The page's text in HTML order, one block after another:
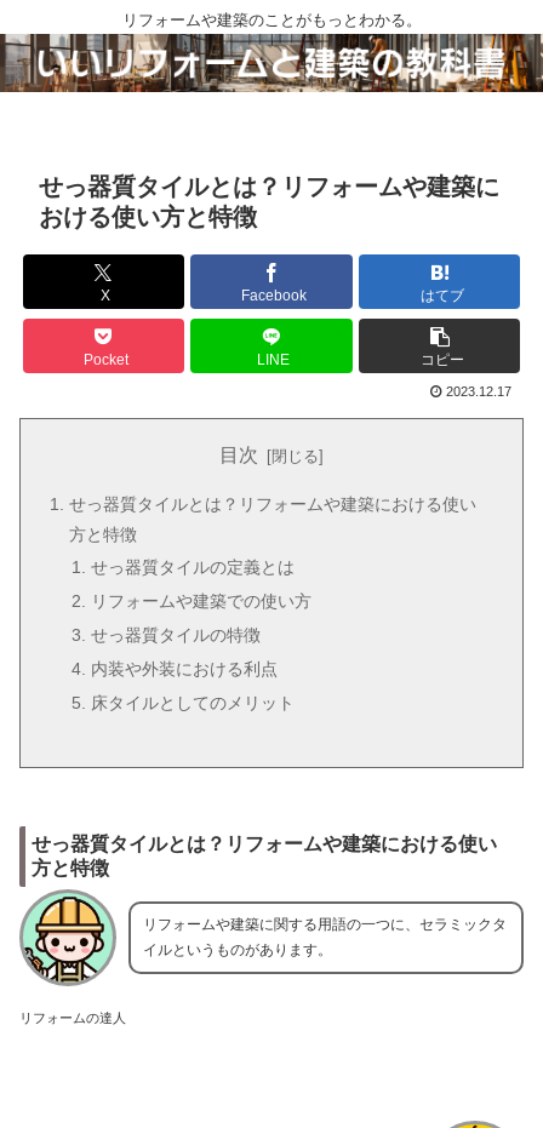
リフォームや建築のことがもっとわかる。
せっ器質タイルとは？リフォームや建築に
おける使い方と特徴
X Facebook はてブ
Pocket LINE コピー
2023.12.17
目次
せっ器質タイルとは？リフォームや建築における使い
方と特徴
せっ器質タイルの定義とは
リフォームや建築での使い方
せっ器質タイルの特徴
内装や外装における利点
床タイルとしてのメリット
せっ器質タイルとは？リフォームや建築における使い
方と特徴
リフォームの達人
リフォームや建築に関する用語の一つに、セラミックタ
イルというものがあります。